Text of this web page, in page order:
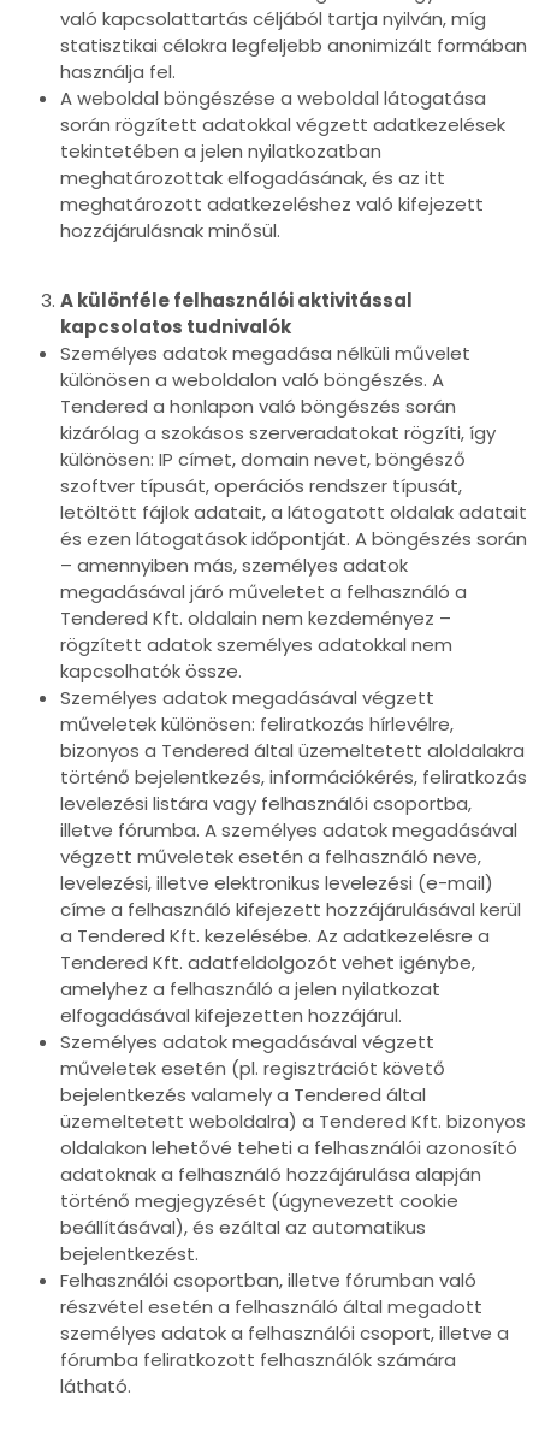
való kapcsolattartás céljából tartja nyilván, míg
statisztikai célokra legfeljebb anonimizált formában
használja fel.
A weboldal böngészése a weboldal látogatása
során rögzített adatokkal végzett adatkezelések
tekintetében a jelen nyilatkozatban
meghatározottak elfogadásának, és az itt
meghatározott adatkezeléshez való kifejezett
hozzájárulásnak minősül.
A különféle felhasználói aktivitással
kapcsolatos tudnivalók
Személyes adatok megadása nélküli művelet
különösen a weboldalon való böngészés. A
Tendered a honlapon való böngészés során
kizárólag a szokásos szerveradatokat rögzíti, így
különösen: IP címet, domain nevet, böngésző
szoftver típusát, operációs rendszer típusát,
letöltött fájlok adatait, a látogatott oldalak adatait
és ezen látogatások időpontját. A böngészés során
– amennyiben más, személyes adatok
megadásával járó műveletet a felhasználó a
Tendered Kft. oldalain nem kezdeményez –
rögzített adatok személyes adatokkal nem
kapcsolhatók össze.
Személyes adatok megadásával végzett
műveletek különösen: feliratkozás hírlevélre,
bizonyos a Tendered által üzemeltetett aloldalakra
történő bejelentkezés, információkérés, feliratkozás
levelezési listára vagy felhasználói csoportba,
illetve fórumba. A személyes adatok megadásával
végzett műveletek esetén a felhasználó neve,
levelezési, illetve elektronikus levelezési (e-mail)
címe a felhasználó kifejezett hozzájárulásával kerül
a Tendered Kft. kezelésébe. Az adatkezelésre a
Tendered Kft. adatfeldolgozót vehet igénybe,
amelyhez a felhasználó a jelen nyilatkozat
elfogadásával kifejezetten hozzájárul.
Személyes adatok megadásával végzett
műveletek esetén (pl. regisztrációt követő
bejelentkezés valamely a Tendered által
üzemeltetett weboldalra) a Tendered Kft. bizonyos
oldalakon lehetővé teheti a felhasználói azonosító
adatoknak a felhasználó hozzájárulása alapján
történő megjegyzését (úgynevezett cookie
beállításával), és ezáltal az automatikus
bejelentkezést.
Felhasználói csoportban, illetve fórumban való
részvétel esetén a felhasználó által megadott
személyes adatok a felhasználói csoport, illetve a
fórumba feliratkozott felhasználók számára
látható.